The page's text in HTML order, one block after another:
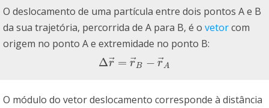
O deslocamento de uma partícula entre dois pontos A e B
da sua trajetória, percorrida de A para B, é o vetorcom
origem no ponto A e extremidade no ponto B:
Δr = r⃗
B − r⃗
A
Δr→=r →B −r→A
O módulo do vetor deslocamento corresponde à distância